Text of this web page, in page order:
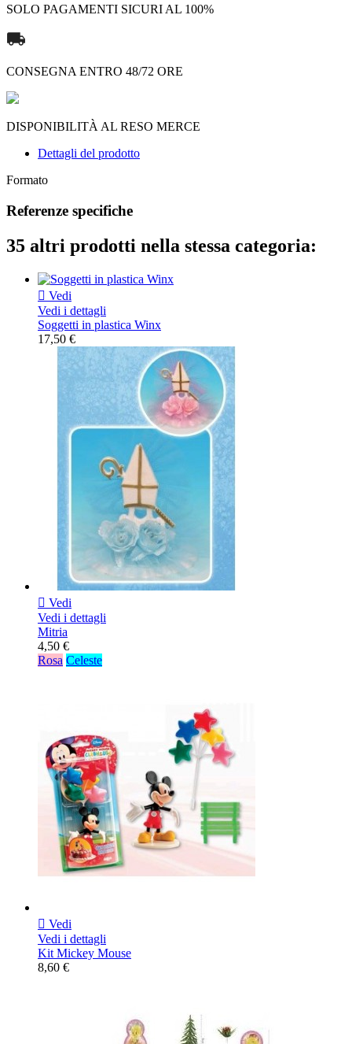
SOLO PAGAMENTI SICURI AL 100%
CONSEGNA ENTRO 48/72 ORE
DISPONIBILITÀ AL RESO MERCE
Dettagli del prodotto
Formato
Referenze specifiche
35 altri prodotti nella stessa categoria:
 Vedi
Vedi i dettagli
Soggetti in plastica Winx
17,50 €
 Vedi
Vedi i dettagli
Mitria
4,50 €
Rosa Celeste
 Vedi
Vedi i dettagli
Kit Mickey Mouse
8,60 €